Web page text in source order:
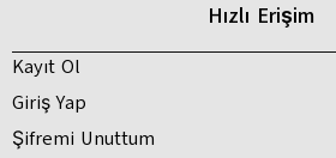
Hızlı Erişim
Kayıt Ol
Giriş Yap
Şifremi Unuttum